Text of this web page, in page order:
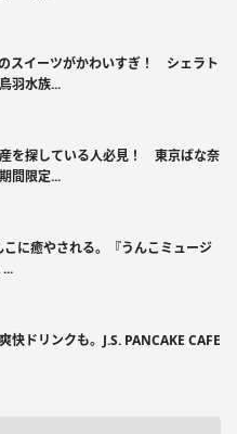
スイーツがかわいすぎ！ シェラト
羽水族...
産を探している人必見！ 東京ばな奈
間限定...
に癒やされる。『うんこミュージ
快ドリンクも。J.S. PANCAKE CAFE